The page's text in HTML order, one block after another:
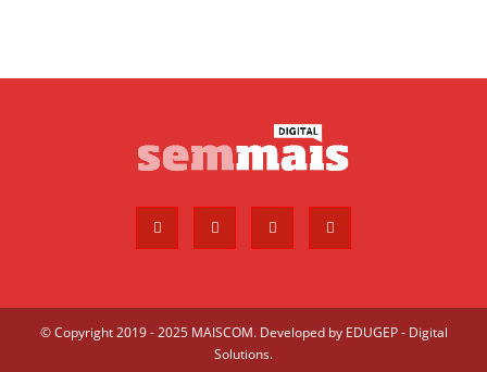
© Copyright 2019 - 2025 MAISCOM. Developed by EDUGEP - Digital
Solutions.